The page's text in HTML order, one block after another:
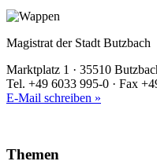
Magistrat der Stadt Butzbach
Marktplatz 1 · 35510
Tel. +49 6033 995-0 · Fax
E-Mail schreiben »
Themen